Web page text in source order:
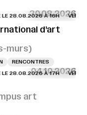
30.08.2026
28.08.2026 À 16H
d’art
murs)
RENCONTRES
04.10.2026
28.08.2026 À 17H
art